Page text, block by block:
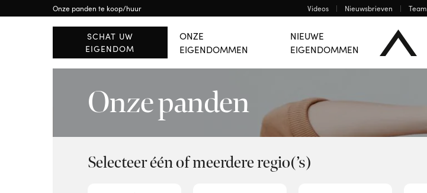
Onze panden te koop/huur Videos Nieuwsbrieven Team
SCHAT UW
EIGENDOM
ONZE
EIGENDOMMEN
ALLE PANDEN BEKIJKEN
NIEUWE
EIGENDOMMEN
Brussels Waals-Brabant Bergen Charleroi
Onze panden
Selecteer één of meerdere regio(’s)